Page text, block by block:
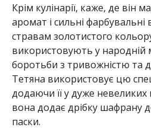
Крім кулінарії, каже, де він
аромат і сильні
стравам золотистого
використовують у народній
боротьби з тривожністю та
Тетяна використовує цю
додаючи її у дуже невеликих
вона додає дрібку шафрану
паски.